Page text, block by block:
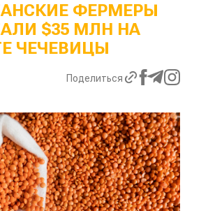
ФЕРМЕРЫ
$35 МЛН НА
ЧЕЧЕВИЦЫ
Поделиться